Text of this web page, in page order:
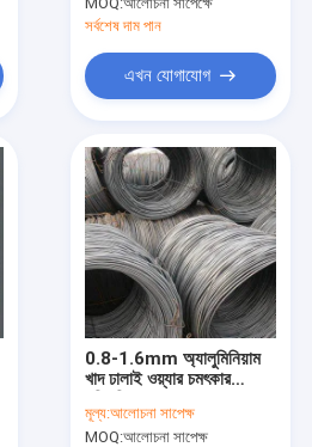
সর্বশেষ দাম পান
এখন যোগাযোগ
0.8-1.6mm অ্যালুমিনিয়াম
খাদ ঢালাই ওয়্যার চমৎকার
মূল্য:আলোচনা সাপেক্ষ
MOQ:আলোচনা সাপেক্ষ